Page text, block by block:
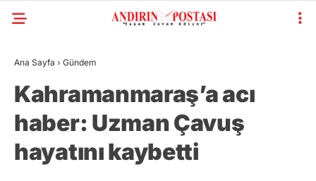
Ana Sayfa › Gündem
Kahramanmaraş’a acı
haber: Uzman Çavuş
hayatını kaybetti